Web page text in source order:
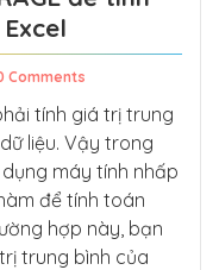
Comments
tính giá trị trung
liệu. Vậy trong
máy tính nhấp
để tính toán
hợp này, bạn
trung bình của